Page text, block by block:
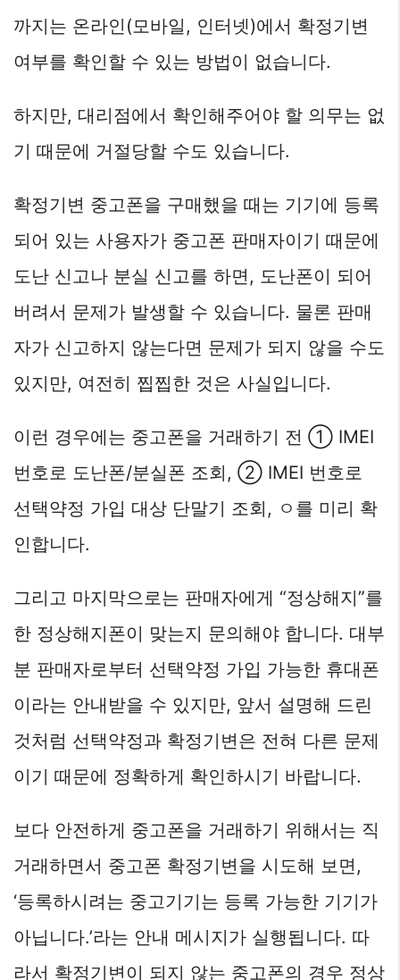
까지는 온라인(모바일, 인터넷)에서 확정기변
여부를 확인할 수 있는 방법이 없습니다.
하지만, 대리점에서 확인해주어야 할 의무는 없
기 때문에 거절당할 수도 있습니다.
확정기변 중고폰을 구매했을 때는 기기에 등록
되어 있는 사용자가 중고폰 판매자이기 때문에
도난 신고나 분실 신고를 하면, 도난폰이 되어
버려서 문제가 발생할 수 있습니다. 물론 판매
자가 신고하지 않는다면 문제가 되지 않을 수도
있지만, 여전히 찝찝한 것은 사실입니다.
이런 경우에는 중고폰을 거래하기 전 ① IMEI
번호로 도난폰/분실폰 조회, ② IMEI 번호로
선택약정 가입 대상 단말기 조회, ㅇ를 미리 확
인합니다.
그리고 마지막으로는 판매자에게 “정상해지”를
한 정상해지폰이 맞는지 문의해야 합니다. 대부
분 판매자로부터 선택약정 가입 가능한 휴대폰
이라는 안내받을 수 있지만, 앞서 설명해 드린
것처럼 선택약정과 확정기변은 전혀 다른 문제
이기 때문에 정확하게 확인하시기 바랍니다.
보다 안전하게 중고폰을 거래하기 위해서는 직
거래하면서 중고폰 확정기변을 시도해 보면,
‘등록하시려는 중고기기는 등록 가능한 기기가
아닙니다.’라는 안내 메시지가 실행됩니다. 따
라서 확정기변이 되지 않는 중고폰의 경우 정상